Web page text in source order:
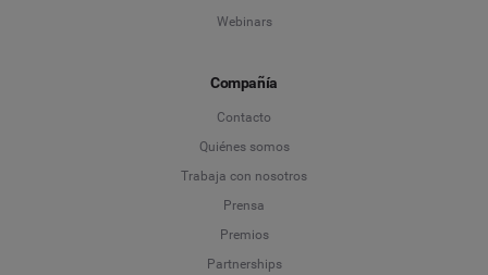
Webinars
Compañía
Contacto
Quiénes somos
Trabaja con nosotros
Prensa
Premios
Partnerships